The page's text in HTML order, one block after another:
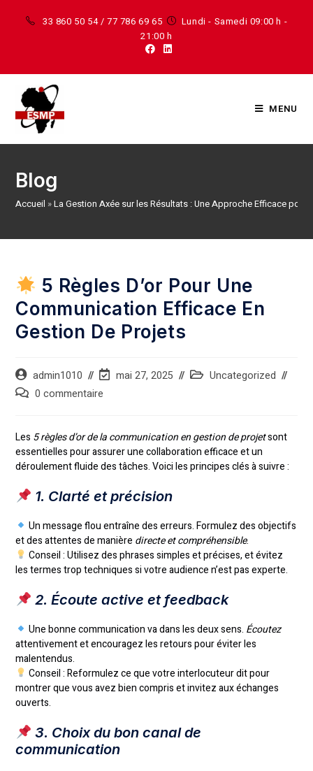
33 860 50 54 / 77 786 69 65
Lundi - Samedi 09:00 h -
21:00 h
MENU
Blog
Accueil »La Gestion Axée sur les Résultats : Une Approche Efficace
5 Règles D’or Pour Une
Communication Efficace En
Gestion De Projets
admin1010 mai 27, 2025
Uncategorized
0 commentaire
Les 5 règles d’or de la communication en gestion de projetsont
essentielles pour assurer une collaboration efficace et un
déroulement fluide des tâches. Voici les principes clés à suivre :
1. Clarté et précision
Un message flou entraîne des erreurs. Formulez des objectifs
et des attentes de manière directe et compréhensible.
Conseil : Utilisez des phrases simples et précises, et évitez
les termes trop techniques si votre audience n’est pas experte.
2. Écoute active et feedback
Une bonne communication va dans les deux sens. Écoutez
attentivement et encouragez les retours pour éviter les
malentendus.
Conseil : Reformulez ce que votre interlocuteur dit pour
montrer que vous avez bien compris et invitez aux échanges
ouverts.
3. Choix du bon canal de
communication